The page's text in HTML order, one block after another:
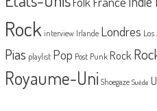
Rock interview Irlande Londres Los
Pias playlist Pop Post Punk Rock
Royaume-Uni Shoegaze Suède